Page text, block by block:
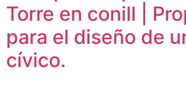
Torre en conill |
para el diseño de
cívico.